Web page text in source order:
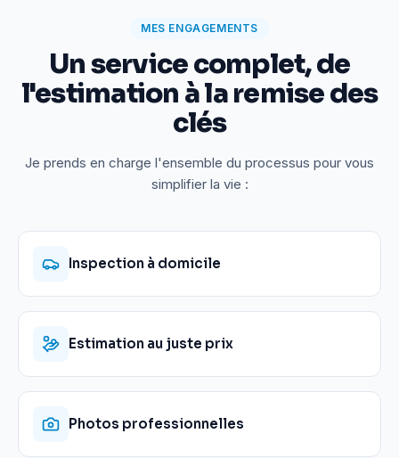
MES ENGAGEMENTS
Un service complet, de
l'estimation à la remise des
clés
Je prends en charge l'ensemble du processus pour vous
simplifier la vie :
Inspection à domicile
Estimation au juste prix
Photos professionnelles